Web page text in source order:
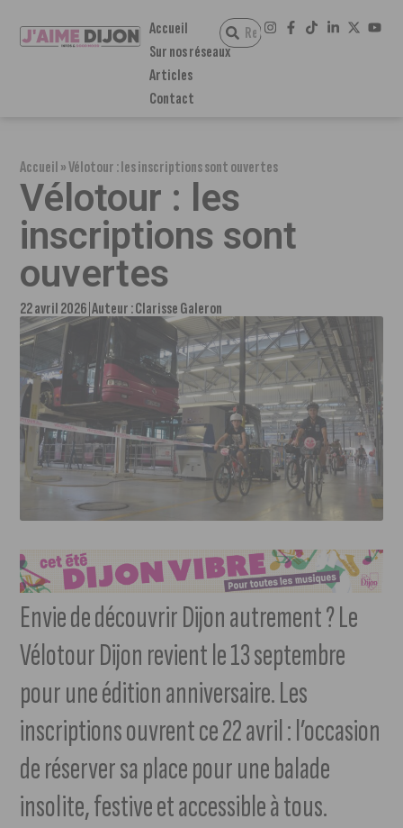
Accueil
Sur nos réseaux
Articles
Contact
Accueil»Vélotour : les inscriptions sont ouvertes
Vélotour : les
inscriptions sont
ouvertes
22 avril 2026 Auteur :Clarisse Galeron
Envie de découvrir Dijon autrement ? Le
Vélotour Dijon revient le 13 septembre
pour une édition anniversaire. Les
inscriptions ouvrent ce 22 avril : l’occasion
de réserver sa place pour une balade
insolite, festive et accessible à tous.